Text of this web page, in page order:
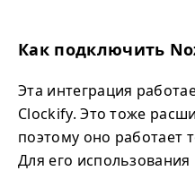
Как подключить
Эта интеграция
Clockify. Это тоже
поэтому оно работает
Для его